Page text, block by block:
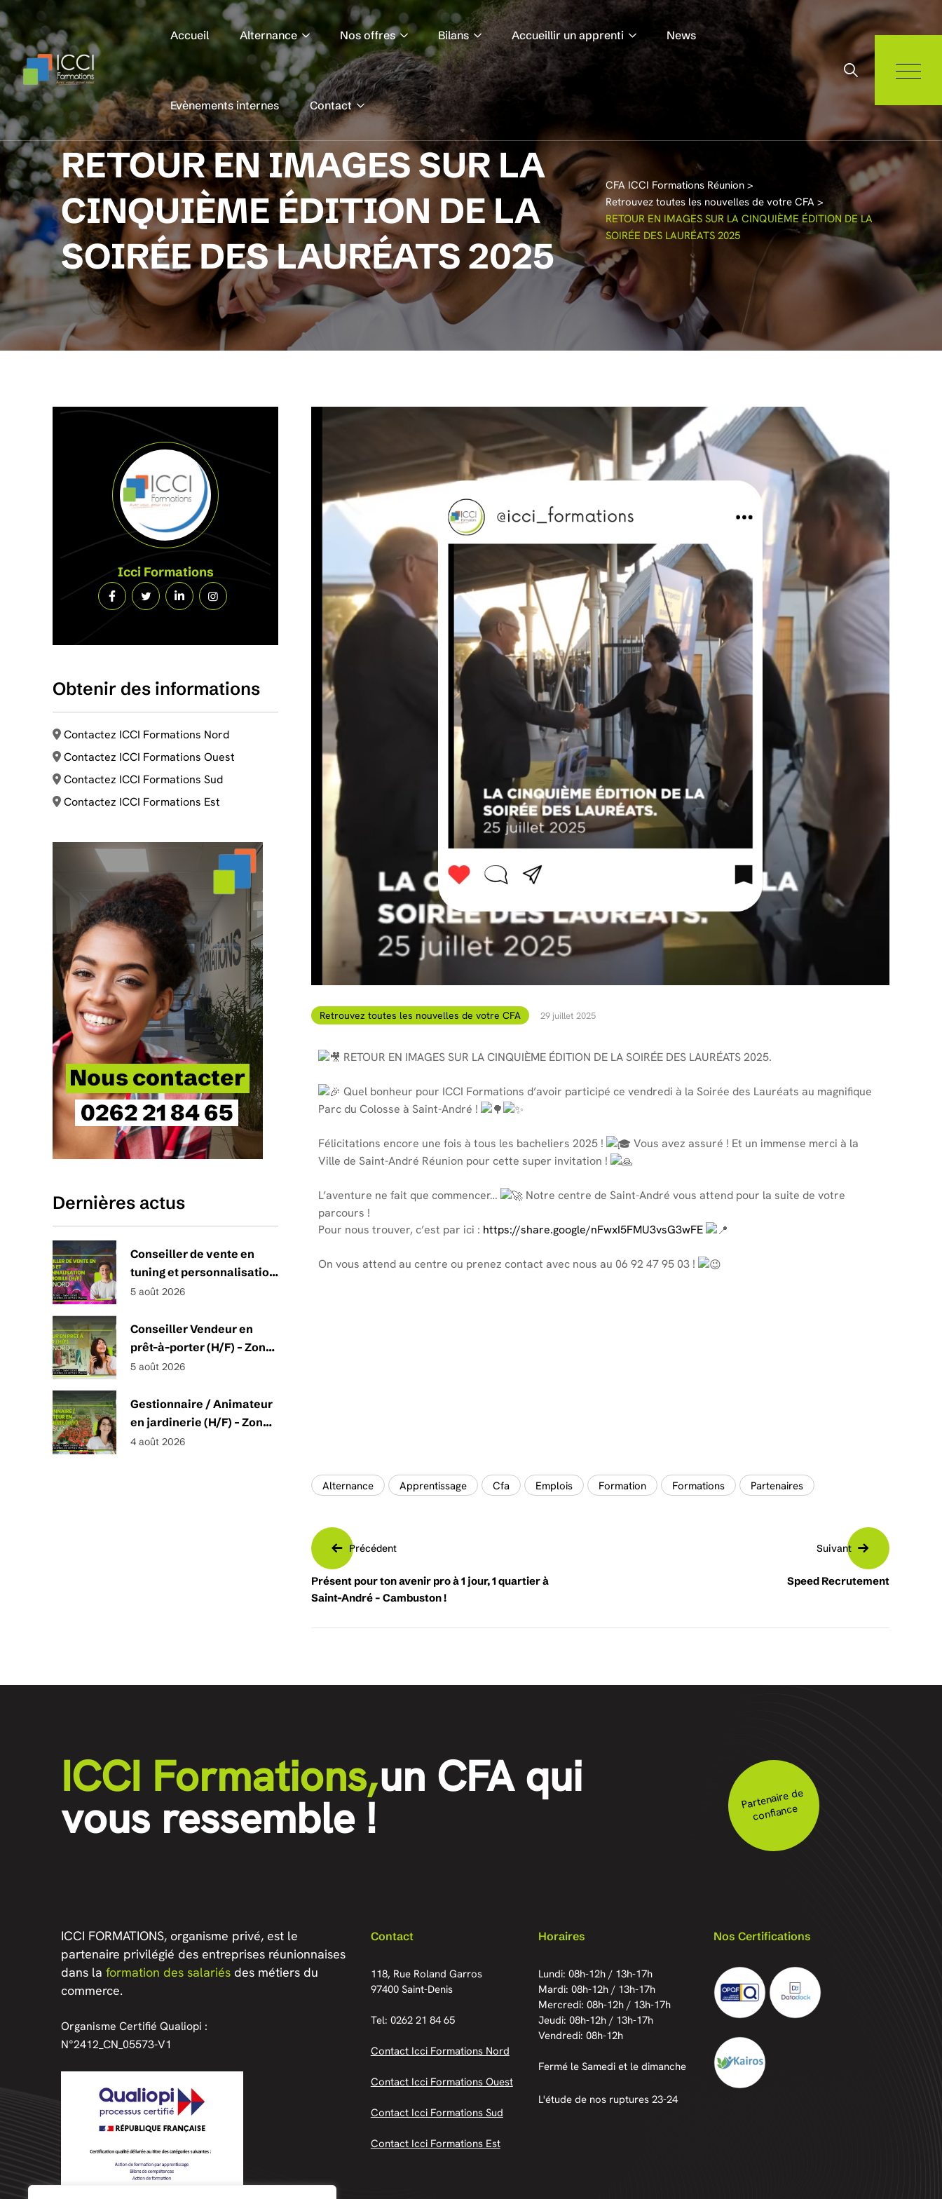
Accueil Alternance Nos offres Bilans Accueillir un apprenti News
Evènements internes Contact
RETOUR EN IMAGES SUR LA
CINQUIÈME ÉDITION DE LA
SOIRÉE DES LAURÉATS 2025
CFA ICCI Formations Réunion >
Retrouvez toutes les nouvelles de votre CFA >
RETOUR EN IMAGES SUR LA CINQUIÈME ÉDITION DE LA
SOIRÉE DES LAURÉATS 2025
Retrouvez toutes les nouvelles de votre CFA 29 juillet 2025
RETOUR EN IMAGES SUR LA CINQUIÈME ÉDITION DE LA SOIRÉE DES LAURÉATS 2025.
Quel bonheur pour ICCI Formations d’avoir participé ce vendredi à la Soirée des Lauréats au magnifique
Parc du Colosse à Saint-André !
Félicitations encore une fois à tous les bacheliers 2025 !
Vous avez assuré ! Et un immense merci à la
Ville de Saint-André Réunion pour cette super invitation !
L’aventure ne fait que commencer…
Notre centre de Saint-André vous attend pour la suite de votre
parcours !
Pour nous trouver, c’est par ici : https://share.google/nFwxI5FMU3vsG3wFE
On vous attend au centre ou prenez contact avec nous au 06 92 47 95 03 !
Alternance Apprentissage Cfa Emplois Formation Formations Partenaires
Précédent
Présent pour ton avenir pro à 1 jour, 1 quartier à
Saint-André – Cambuston !
Suivant
Speed Recrutement
Icci Formations
Obtenir des informations
Contactez ICCI Formations Nord
Contactez ICCI Formations Ouest
Contactez ICCI Formations Sud
Contactez ICCI Formations Est
Dernières actus
Conseiller de vente en
tuning et personnalisation
automobile (H/F) – Zone
5 août 2026
Conseiller Vendeur en
prêt-à-porter (H/F) – Zone
Nord
5 août 2026
Gestionnaire / Animateur
en jardinerie (H/F) – Zone
SUD
4 août 2026
ICCI Formations,un CFA qui
vous ressemble ! Partenaire de
confiance
ICCI FORMATIONS, organisme privé, est le
partenaire privilégié des entreprises réunionnaises
dans la formation des salariés des métiers du
commerce.
Organisme Certifié Qualiopi :
N°2412_CN_05573-V1
Contact
118, Rue Roland Garros
97400 Saint-Denis
Tel: 0262 21 84 65
Contact Icci Formations Nord
Contact Icci Formations Ouest
Contact Icci Formations Sud
Contact Icci Formations Est
Horaires
Lundi: 08h-12h / 13h-17h
Mardi: 08h-12h / 13h-17h
Mercredi: 08h-12h / 13h-17h
Jeudi: 08h-12h / 13h-17h
Vendredi: 08h-12h
Fermé le Samedi et le dimanche
L'étude de nos ruptures 23-24
Nos Certifications